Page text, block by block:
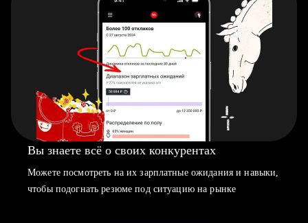
Вы знаете всё о своих конкурентах
Можете посмотреть на их зарплатные ожидания и навыки,
чтобы подогнать резюме под ситуацию на рынке